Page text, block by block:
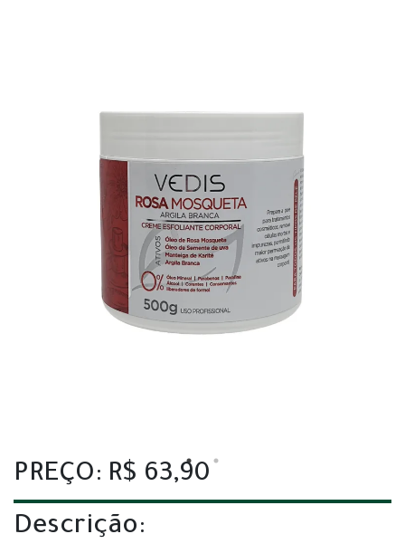
PREÇO: R$ 63,90
Descrição: